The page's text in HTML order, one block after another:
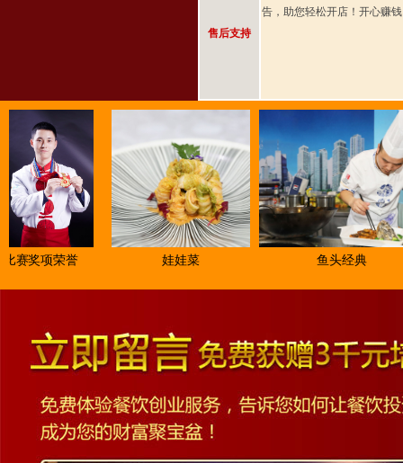
售后支持
告，助您轻松开店！开心赚
项荣誉 娃娃菜 鱼头经典